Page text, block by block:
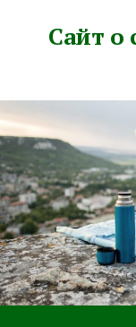
Сайт о